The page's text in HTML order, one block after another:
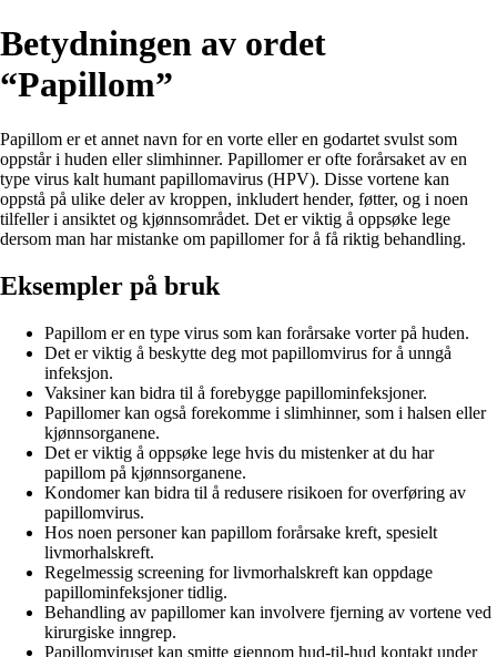
Betydningen av ordet
“Papillom”
Papillom er et annet navn for en vorte eller en godartet svulst som
oppstår i huden eller slimhinner. Papillomer er ofte forårsaket av en
type virus kalt humant papillomavirus (HPV). Disse vortene kan
oppstå på ulike deler av kroppen, inkludert hender, føtter, og i noen
tilfeller i ansiktet og kjønnsområdet. Det er viktig å oppsøke lege
dersom man har mistanke om papillomer for å få riktig behandling.
Eksempler på bruk
Papillom er en type virus som kan forårsake vorter på huden.
Det er viktig å beskytte deg mot papillomvirus for å unngå
infeksjon.
Vaksiner kan bidra til å forebygge papillominfeksjoner.
Papillomer kan også forekomme i slimhinner, som i halsen eller
kjønnsorganene.
Det er viktig å oppsøke lege hvis du mistenker at du har
papillom på kjønnsorganene.
Kondomer kan bidra til å redusere risikoen for overføring av
papillomvirus.
Hos noen personer kan papillom forårsake kreft, spesielt
livmorhalskreft.
Regelmessig screening for livmorhalskreft kan oppdage
papillominfeksjoner tidlig.
Behandling av papillomer kan involvere fjerning av vortene ved
kirurgiske inngrep.
Papillomviruset kan smitte gjennom hud-til-hud kontakt under